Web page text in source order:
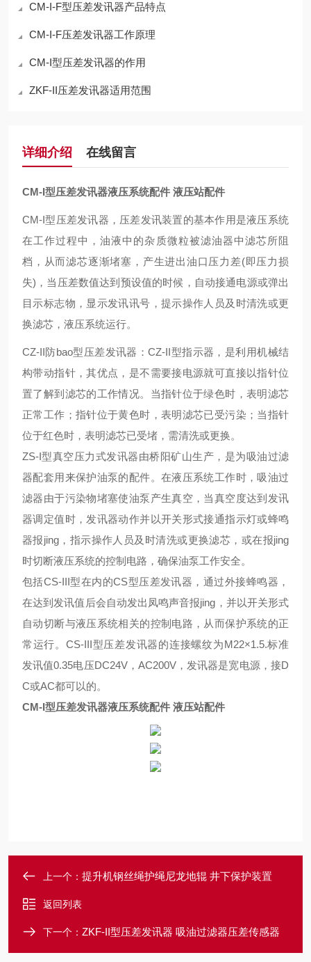
CM-I-F型压差发讯器产品特点
CM-I-F压差发讯器工作原理
CM-I型压差发讯器的作用
ZKF-II压差发讯器适用范围
详细介绍 在线留言
CM-I型压差发讯器液压系统配件 液压站配件
CM-I型压差发讯器， 压差发讯装置的基本作用是液压系统
在工作过程中，油液中的杂质微粒被滤油器中滤芯所阻
档，从而滤芯逐渐堵塞，产生进出油口压力差(即压力损
失)，当压差数值达到预设值的时候，自动接通电源或弹出
目示标志物，显示发讯讯号，提示操作人员及时清洗或更
换滤芯，液压系统运行。
CZ-II防bao型压差发讯器：CZ-II型指示器，是利用机械结
构带动指针，其优点，是不需要接电源就可直接以指针位
置了解到滤芯的工作情况。当指针位于绿色时，表明滤芯
正常工作；指针位于黄色时，表明滤芯已受污染；当指针
位于红色时，表明滤芯已受堵，需清洗或更换。
ZS-I型真空压力式发讯器由桥阳矿山生产，是为吸油过滤
器配套用来保护油泵的配件。在液压系统工作时，吸油过
滤器由于污染物堵塞使油泵产生真空，当真空度达到发讯
器调定值时，发讯器动作并以开关形式接通指示灯或蜂鸣
器报jing，指示操作人员及时清洗或更换滤芯，或在报jing
时切断液压系统的控制电路，确保油泵工作安全。
包括CS-III型在内的CS型压差发讯器，通过外接蜂鸣器，
在达到发讯值后会自动发出凤鸣声音报jing ，并以开关形式
自动切断与液压系统相关的控制电路，从而保护系统的正
常运行。 CS-III型压差发讯器的连接螺纹为M22×1.5.标准
发讯值0.35电压DC24V，AC200V，发讯器是宽电源，接D
C或AC都可以的。
CM-I型压差发讯器液压系统配件 液压站配件
上一个： 提升机钢丝绳护绳尼龙地辊 井下保护装置
返回列表
下一个： ZKF-II型压差发讯器 吸油过滤器压差传感器